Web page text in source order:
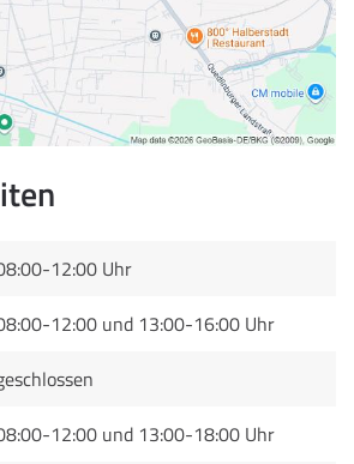
12:00 Uhr
12:00 und 13:00-16:00 Uhr
12:00 und 13:00-18:00 Uhr